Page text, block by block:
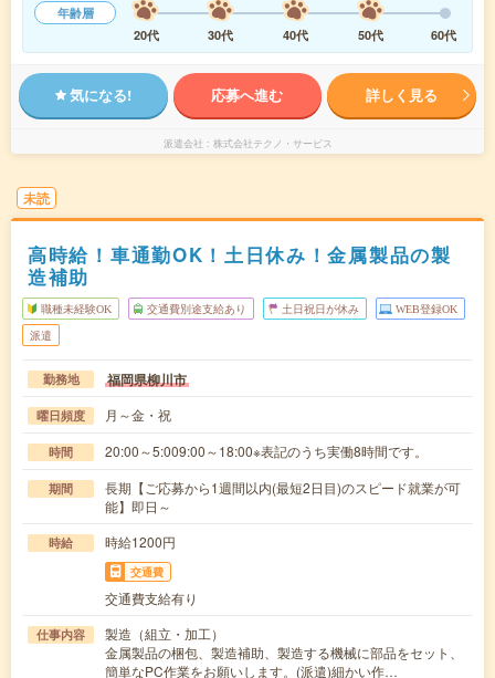
年齢層
20代
30代 40代 50代 60代
気になる! 応募へ進む 詳しく見る
派遣会社 株式会社テクノ・サービス
未読
高時給！車通勤OK！土日休み！金属製品の製
造補助
職種未経験OK 交通費別途支給あり 土日祝日が休み WEB登録OK
派遣
勤務地 福岡県柳川市
曜日頻度 月～金・祝
時間 20:00～5:009:00～18:00※表記のうち実働8時間です。
期間
長期【ご応募から1週間以内(最短2日目)のスピード就業が可
能】即日～
時給 時給1200円
交通費
交通費支給有り
仕事内容
製造（組立・加工）
金属製品の梱包、製造補助、製造する機械に部品をセット、
簡単なPC作業をお願いします。(派遣)細かい作…